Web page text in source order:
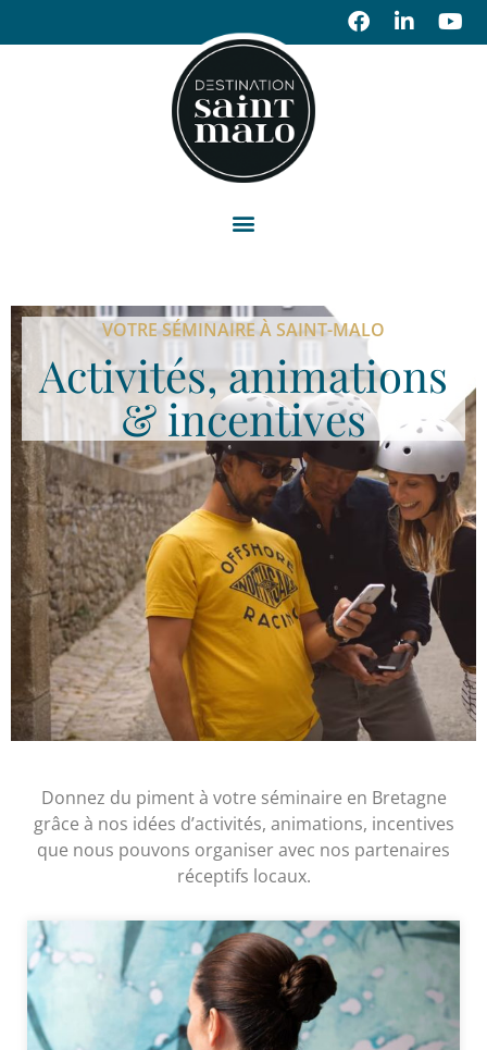
VOTRE SÉMINAIRE À SAINT-MALO
Activités, animations
& incentives
Donnez du piment à votre séminaire en Bretagne
grâce à nos idées d’activités, animations, incentives
que nous pouvons organiser avec nos partenaires
réceptifs locaux.